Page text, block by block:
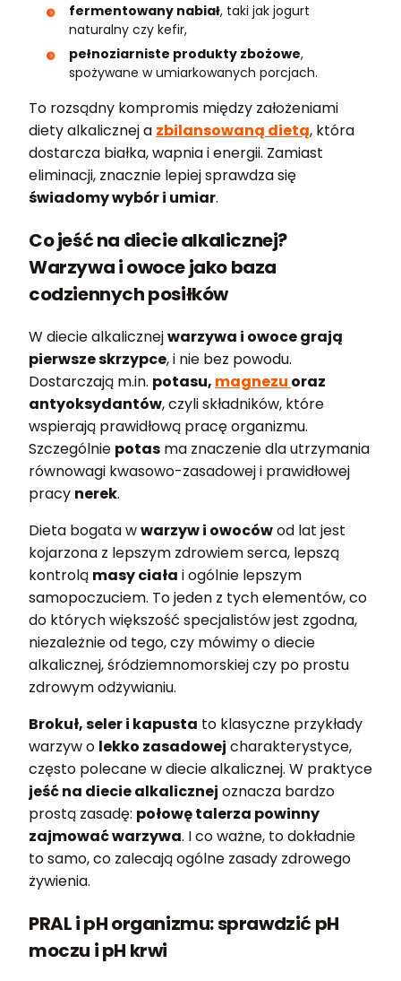
fermentowany nabiał, taki jak jogurt
naturalny czy kefir,
pełnoziarniste produkty zbożowe,
spożywane w umiarkowanych porcjach.
To rozsądny kompromis między założeniami
diety alkalicznej a zbilansowaną dietą, która
dostarcza białka, wapnia i energii. Zamiast
eliminacji, znacznie lepiej sprawdza się
świadomy wybór i umiar.
Co jeść na diecie alkalicznej?
Warzywa i owoce jako baza
codziennych posiłków
W diecie alkalicznejwarzywa i owoce grają
pierwsze skrzypce, i nie bez powodu.
Dostarczają m.in. potasu, magnezu oraz
antyoksydantów, czyli składników, które
wspierają prawidłową pracę organizmu.
Szczególnie potas ma znaczenie dla utrzymania
równowagi kwasowo-zasadowej i prawidłowej
pracy nerek.
Dieta bogata wwarzyw i owocówod lat jest
kojarzona z lepszym zdrowiem serca, lepszą
kontrolą masy ciała i ogólnie lepszym
samopoczuciem. To jeden z tych elementów, co
do których większość specjalistów jest zgodna,
niezależnie od tego, czy mówimy o diecie
alkalicznej, śródziemnomorskiej czy po prostu
zdrowym odżywianiu.
Brokuł, seler i kapusta to klasyczne przykłady
warzyw o lekko zasadowej charakterystyce,
często polecane w diecie alkalicznej. W praktyce
jeść na diecie alkalicznej oznacza bardzo
prostą zasadę: połowę talerza powinny
zajmować warzywa. I co ważne, to dokładnie
to samo, co zalecają ogólne zasady zdrowego
żywienia.
PRAL i pH organizmu: sprawdzić pH
moczu i pH krwi